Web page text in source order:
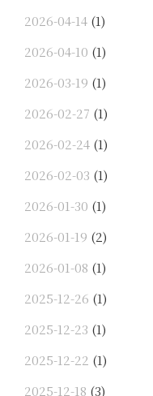
2026-04-14 (1)
2026-04-10 (1)
2026-03-19 (1)
2026-02-27 (1)
2026-02-24 (1)
2026-02-03 (1)
2026-01-30 (1)
2026-01-19 (2)
2026-01-08 (1)
2025-12-26 (1)
2025-12-23 (1)
2025-12-22 (1)
2025-12-18 (3)